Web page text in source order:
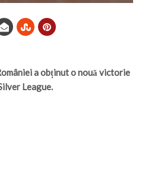
a obținut o nouă victorie
League.